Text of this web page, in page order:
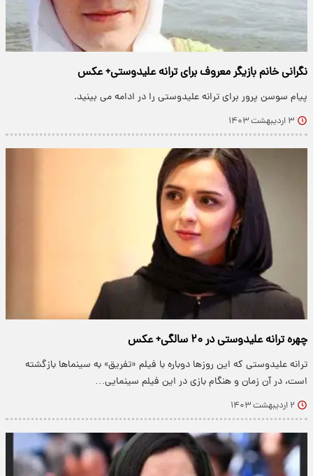
نگرانی خانم بازیگر معروف برای ترانه علیدوستی+ عکس
پیام سوسن پرور برای ترانه علیدوستی را در ادامه می بینید.
۳ اردیبهشت ۱۴۰۳
چهره ترانه علیدوستی در ۲۰ سالگی+ عکس
ترانه علیدوستی که این روزها دوباره با فیلم «تفریق» به سینماها بازگشته
است، در آن زمان و هنگام بازی در این فیلم سینمایی…
۲ اردیبهشت ۱۴۰۳